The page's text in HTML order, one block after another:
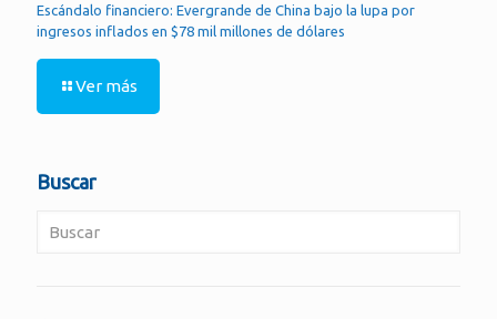
Escándalo financiero: Evergrande de China bajo la lupa por
ingresos inflados en $78 mil millones de dólares
Ver más
Buscar